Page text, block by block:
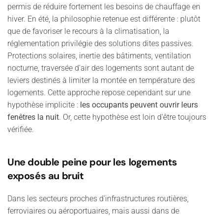
permis de réduire fortement les besoins de chauffage en
hiver. En été, la philosophie retenue est différente : plutôt
que de favoriser le recours à la climatisation, la
réglementation privilégie des solutions dites passives.
Protections solaires, inertie des bâtiments, ventilation
nocturne, traversée d'air des logements sont autant de
leviers destinés à limiter la montée en température des
logements. Cette approche repose cependant sur une
hypothèse implicite : les occupants peuvent ouvrir leurs
fenêtres la nuit. Or, cette hypothèse est loin d'être toujours
vérifiée.
Une double peine pour les logements
exposés au bruit
Dans les secteurs proches d'infrastructures routières,
ferroviaires ou aéroportuaires, mais aussi dans de